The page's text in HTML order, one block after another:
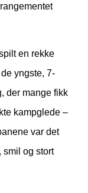
en rekke
yngste, 7-
der mange fikk
kampglede –
var det
smil og stort